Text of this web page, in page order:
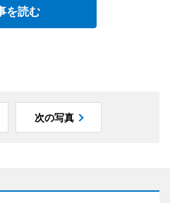
を読む
次の写真